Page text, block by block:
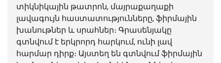
տիկնիկային թատրոն, մայրաքաղաքի
լավագույն հաստատությունները, ֆիրմային
խանութներ և սրահներ։ Գրասենյակը
գտնվում է երկրորդ հարկում, ունի լավ
հարմար դիրք։ Այստեղ են գտնվում ֆիրմային